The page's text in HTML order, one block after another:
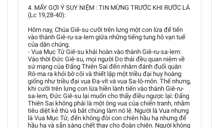
4. MẤY GỢI Ý SUY NIỆM : TIN MỪNG TRƯỚC KHI RƯỚC LÁ
(Lc 19,28-40):
Hôm nay, Chúa Giê-su cưỡi trên lưng một con lừa để tiến
vào thành Giê-ru-sa-lem giữa những tiếng tung hô vạn tuế
của dân chúng.
- Vua Mục Tử Giê-su khải hoàn vào thành Giê-ru-sa-lem:
Vào thời Đức Giê-su, mọi người Do thái đều quan niệm về
sứ mạng của Đấng Thiên Sai đến nhằm đánh đuổi quân
Rô-ma ra khỏi bờ cõi và thiết lập một triều đại huy hoàng
giống như triều đại vua Đa-vít và vua Sa-lô-môn. Thế nhưng,
khi cưỡi trên lưng con lừa hiền lành tiến vào thành Giê-ru-
sa-lem, Đức Giê-su lại muốn cho thấy điều ngược lại: Đấng
Thiên Sai không phải là một ông vua của chiến tranh, nhằm
tiêu diệt kẻ thù và bắt chúng làm nô lệ. Người là Vua nhưng
là Vua Mục Tử, đến không đòi con chiên hầu hạ nhưng để
hầu hạ và sẵn sàng chết thay cho đoàn chiên. Người không